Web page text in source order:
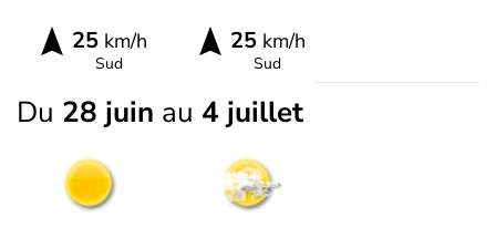
25km/h
Sud
25km/h
Sud
Du 28 juin au 4 juillet